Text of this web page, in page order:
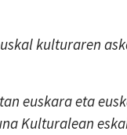
kulturaren
euskara eta
Kulturalean